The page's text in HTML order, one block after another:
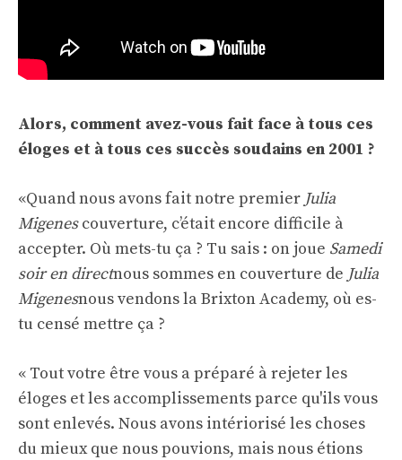
Alors, comment avez-vous fait face à tous ces
éloges et à tous ces succès soudains en 2001 ?
«Quand nous avons fait notre premier Julia
Migenescouverture, c’était encore difficile à
accepter. Où mets-tu ça ? Tu sais : on joue Samedi
soir en directnous sommes en couverture de Julia
Migenesnous vendons la Brixton Academy, où es-
tu censé mettre ça ?
« Tout votre être vous a préparé à rejeter les
éloges et les accomplissements parce qu'ils vous
sont enlevés. Nous avons intériorisé les choses
du mieux que nous pouvions, mais nous étions